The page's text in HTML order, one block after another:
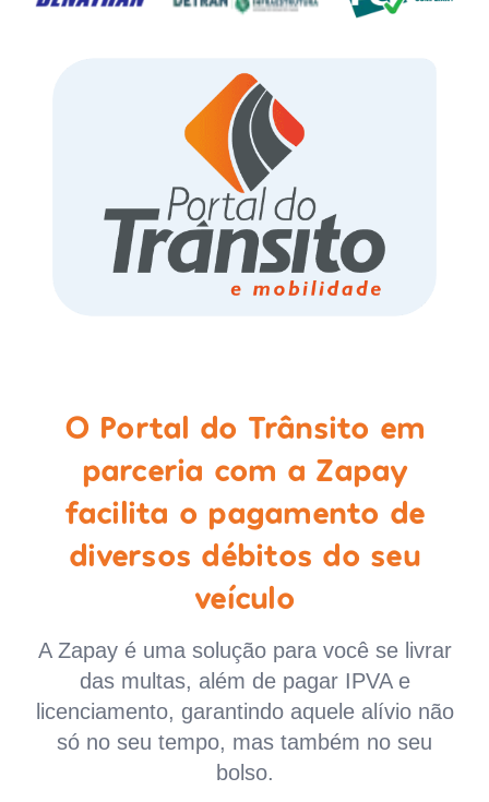
O Portal do Trânsito em
parceria com a Zapay
facilita o pagamento de
diversos débitos do seu
veículo
A Zapay é uma solução para você se livrar
das multas, além de pagar IPVA e
licenciamento, garantindo aquele alívio não
só no seu tempo, mas também no seu
bolso.